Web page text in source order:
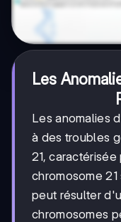
Les
Les anomalies
à des troubles
21,
chromosome
peut résulter
chromosomes